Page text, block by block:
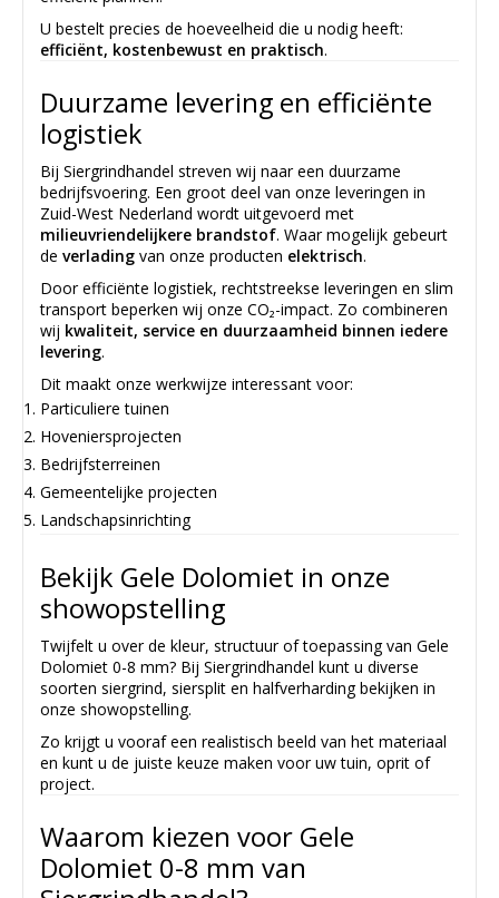
U bestelt precies de hoeveelheid die u nodig heeft:
efficiënt, kostenbewust en praktisch.
Duurzame levering en efficiënte
logistiek
Bij Siergrindhandel streven wij naar een duurzame
bedrijfsvoering. Een groot deel van onze leveringen in
Zuid-West Nederland wordt uitgevoerd met
milieuvriendelijkere brandstof. Waar mogelijk gebeurt
de verlading van onze producten elektrisch.
Door efficiënte logistiek, rechtstreekse leveringen en slim
transport beperken wij onze CO₂-impact. Zo combineren
wij kwaliteit, service en duurzaamheid binnen iedere
levering.
Dit maakt onze werkwijze interessant voor:
Particuliere tuinen
Hoveniersprojecten
Bedrijfsterreinen
Gemeentelijke projecten
Landschapsinrichting
Bekijk Gele Dolomiet in onze
showopstelling
Twijfelt u over de kleur, structuur of toepassing van Gele
Dolomiet 0-8 mm? Bij Siergrindhandel kunt u diverse
soorten siergrind, siersplit en halfverharding bekijken in
onze showopstelling.
Zo krijgt u vooraf een realistisch beeld van het materiaal
en kunt u de juiste keuze maken voor uw tuin, oprit of
project.
Waarom kiezen voor Gele
Dolomiet 0-8 mm van